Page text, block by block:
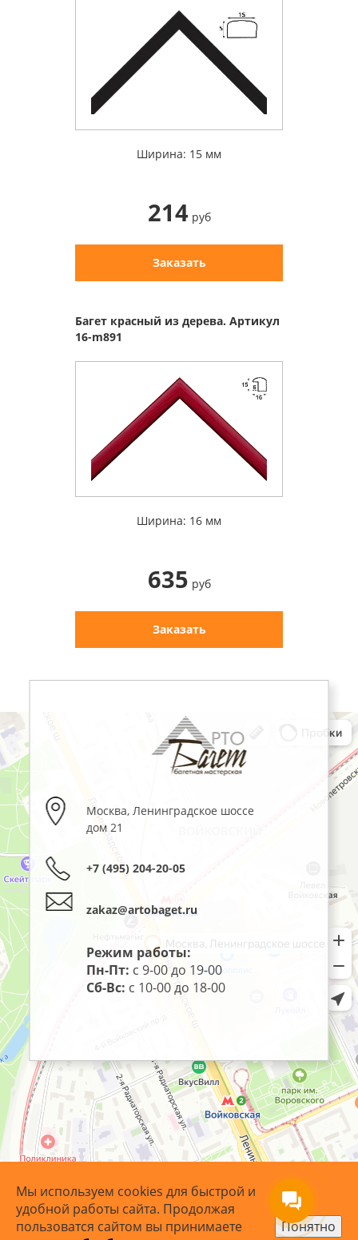
Ширина: 15 мм
214 руб
Заказать
Багет красный из дерева. Артикул
16-m891
Ширина: 16 мм
635 руб
Заказать
Москва,Ленинградское шоссе
дом 21
+7 (495) 204-20-05
zakaz@artobaget.ru
Режим работы:
Пн-Пт: с 9-00 до 19-00
Сб-Вс: с 10-00 до 18-00
Мы используем cookies для быстрой и
удобной работы сайта. Продолжая
пользоватся сайтом вы принимаете
Понятно